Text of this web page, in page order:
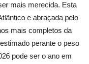
mais merecida. Esta
e abraçada pelo
mais completos da
perante o peso
pode ser o ano em